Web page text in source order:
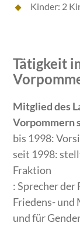
Kinder: 2
Tätigkeit
Mitglied des
Vorpommern
bis 1998:
seit 1998:
Fraktion
: Sprecher
Friedens-
und für